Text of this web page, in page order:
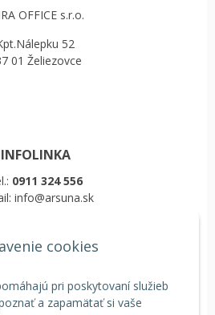
cookies
pri poskytovaní služieb
a zapamätať si vaše
OFFICE s.r.o.
52
01 Želiezovce
INFOLINKA
0911 324 556
info@arsuna.sk
O NÁKUPE
poriadok
a platba